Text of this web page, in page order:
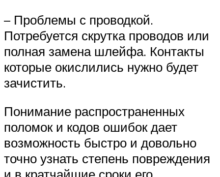
– Проблемы с проводкой.
Потребуется скрутка проводов или
полная замена шлейфа. Контакты
которые окислились нужно будет
зачистить.
Понимание распространенных
поломок и кодов ошибок дает
возможность быстро и довольно
точно узнать степень повреждения